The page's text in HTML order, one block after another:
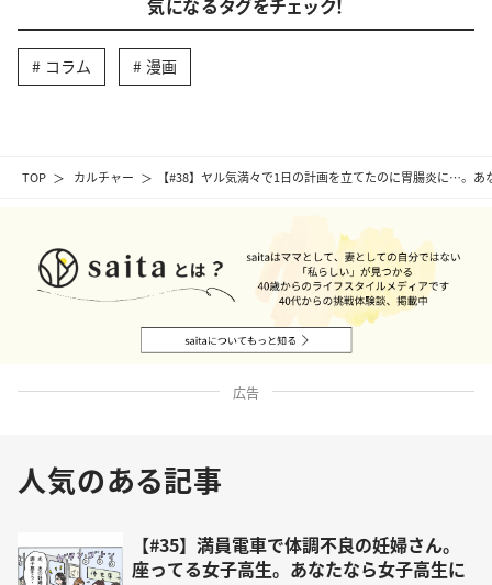
TOP カルチャー 【#38】ヤル気満々で1日の計画を立てたのに胃腸炎に…。
コラム 漫画
広告
人気のある記事
【#35】満員電車で体調不良の妊婦さん。
座ってる女子高生。あなたなら女子高生に